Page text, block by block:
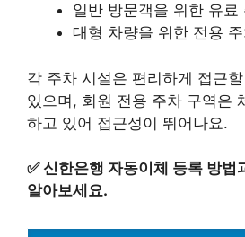
일반 방문객을 위한 유료
대형 차량을 위한 전용
각 주차 시설은 편리하게 접근
있으며, 회원 전용 주차 구역은
하고 있어 접근성이 뛰어나요.
✅신한은행 자동이체 등록 방법
알아보세요.